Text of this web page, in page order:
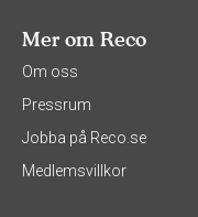
Mer om Reco
Om oss
Pressrum
Jobba på Reco.se
Medlemsvillkor